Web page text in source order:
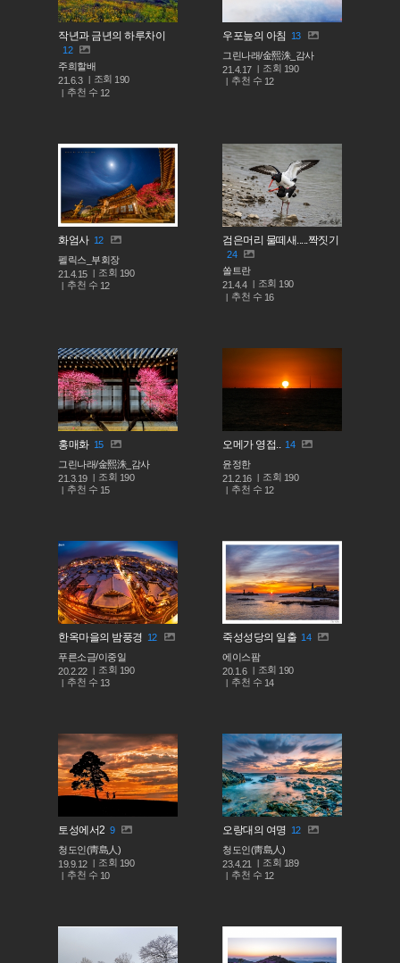
작년과 금년의 하루차이
12
주희할배
21.6.3
조회 190
추천 수 12
우포늪의 아침 13
그린나래/金熙洙_감사
21.4.17
조회 190
추천 수 12
화엄사 12
펠릭스_부회장
21.4.15
조회 190
추천 수 12
검은머리 물떼새.....짝짓기
24
쏠트란
21.4.4
조회 190
추천 수 16
홍매화 15
그린나래/金熙洙_감사
21.3.19
조회 190
추천 수 15
오메가 영접.. 14
윤정한
21.2.16
조회 190
추천 수 12
한옥마을의 밤풍경 12
푸른소금/이중일
20.2.22
조회 190
추천 수 13
죽성성당의 일출 14
에이스팜
20.1.6
조회 190
추천 수 14
토성에서2 9
청도인(靑島人)
19.9.12
조회 190
추천 수 10
오랑대의 여명 12
청도인(靑島人)
23.4.21
조회 189
추천 수 12